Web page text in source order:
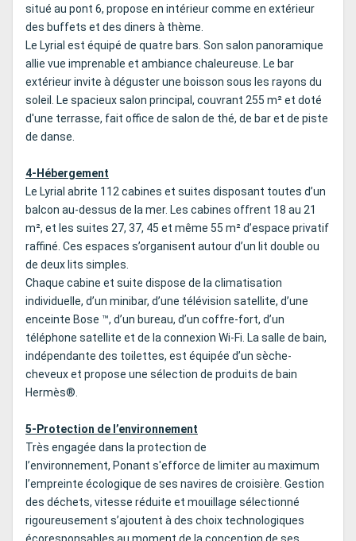
situé au pont 6, propose en intérieur comme en extérieur
des buffets et des diners à thème.
Le Lyrial est équipé de quatre bars. Son salon panoramique
allie vue imprenable et ambiance chaleureuse. Le bar
extérieur invite à déguster une boisson sous les rayons du
soleil. Le spacieux salon principal, couvrant 255 m² et doté
d'une terrasse, fait office de salon de thé, de bar et de piste
de danse.
4-Hébergement
Le Lyrial abrite 112 cabines et suites disposant toutes d’un
balcon au-dessus de la mer. Les cabines offrent 18 au 21
m², et les suites 27, 37, 45 et même 55 m² d’espace privatif
raffiné. Ces espaces s’organisent autour d’un lit double ou
de deux lits simples.
Chaque cabine et suite dispose de la climatisation
individuelle, d’un minibar, d’une télévision satellite, d’une
enceinte Bose ™, d’un bureau, d’un coffre-fort, d’un
téléphone satellite et de la connexion Wi-Fi. La salle de bain,
indépendante des toilettes, est équipée d’un sèche-
cheveux et propose une sélection de produits de bain
Hermès®.
5-Protection de l’environnement
Très engagée dans la protection de
l’environnement, Ponant s'efforce de limiter au maximum
l’empreinte écologique de ses navires de croisière. Gestion
des déchets, vitesse réduite et mouillage sélectionné
rigoureusement s’ajoutent à des choix technologiques